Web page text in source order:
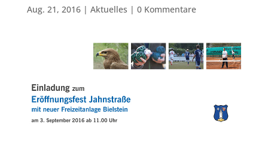
Aug. 21, 2016| Aktuelles | 0 Kommentare